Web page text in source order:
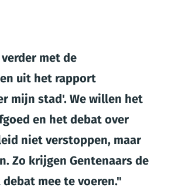
met de
uit het rapport
mijn stad'. We willen het
en het debat over
niet verstoppen, maar
Zo krijgen Gentenaars de
mee te voeren.